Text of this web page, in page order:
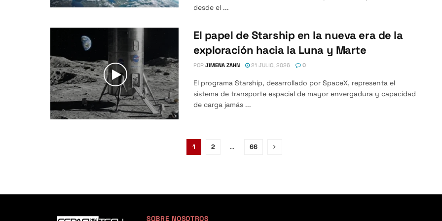
desde el ...
El papel de Starship en la nueva era de la
exploración hacia la Luna y Marte
POR JIMENA ZAHN 21 JULIO, 2026 0
El programa Starship, desarrollado por SpaceX, representa el
sistema de transporte espacial de mayor envergadura y capacidad
de carga jamás ...
1 2 … 66
SOBRE NOSOTROS